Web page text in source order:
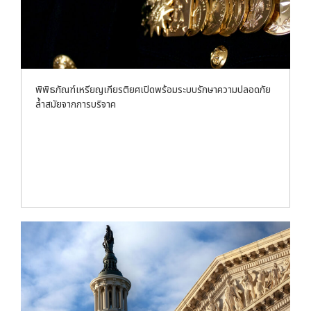
พิพิธภัณฑ์เหรียญเกียรติยศเปิดพร้อมระบบรักษาความปลอดภัย
ล้ำสมัยจากการบริจาค